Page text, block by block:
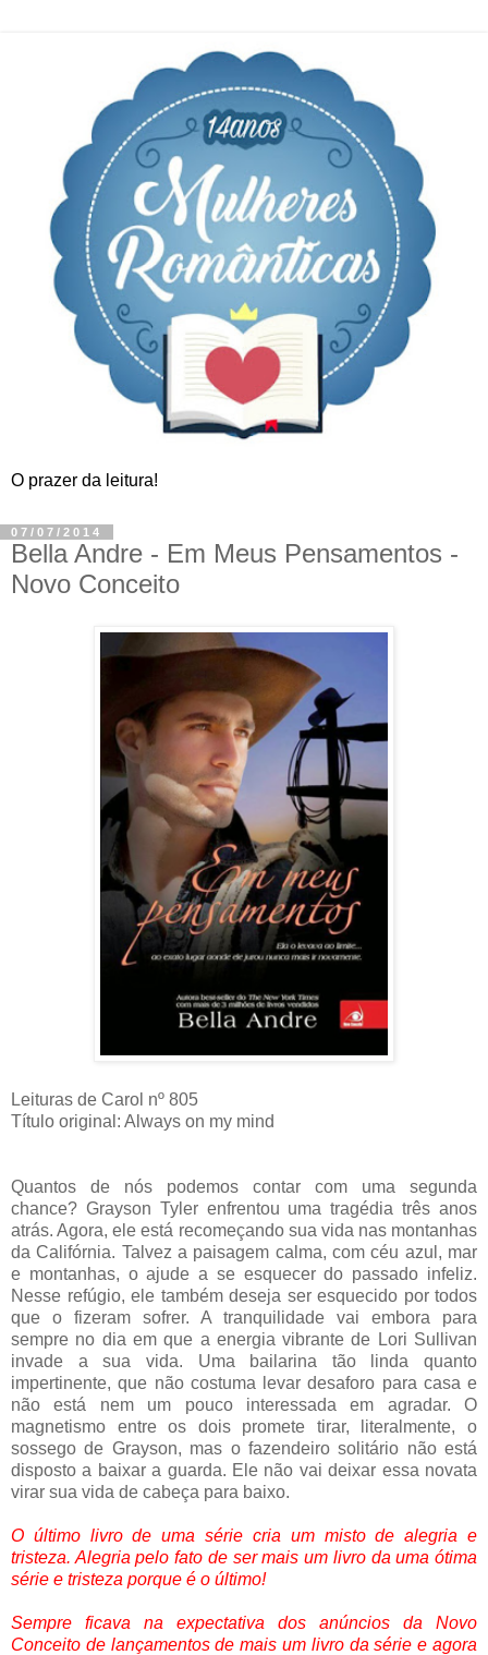
O prazer da leitura!
07/07/2014
Bella Andre - Em Meus Pensamentos -
Novo Conceito
Leituras de Carol nº 805
Título original: Always on my mind
Quantos de nós podemos contar com uma segunda
chance? Grayson Tyler enfrentou uma tragédia três anos
atrás. Agora, ele está recomeçando sua vida nas montanhas
da Califórnia. Talvez a paisagem calma, com céu azul, mar
e montanhas, o ajude a se esquecer do passado infeliz.
Nesse refúgio, ele também deseja ser esquecido por todos
que o fizeram sofrer. A tranquilidade vai embora para
sempre no dia em que a energia vibrante de Lori Sullivan
invade a sua vida. Uma bailarina tão linda quanto
impertinente, que não costuma levar desaforo para casa e
não está nem um pouco interessada em agradar. O
magnetismo entre os dois promete tirar, literalmente, o
sossego de Grayson, mas o fazendeiro solitário não está
disposto a baixar a guarda. Ele não vai deixar essa novata
virar sua vida de cabeça para baixo.
O último livro de uma série cria um misto de alegria e
tristeza. Alegria pelo fato de ser mais um livro da uma ótima
série e tristeza porque é o último!
Sempre ficava na expectativa dos anúncios da Novo
Conceito de lançamentos de mais um livro da série e agora